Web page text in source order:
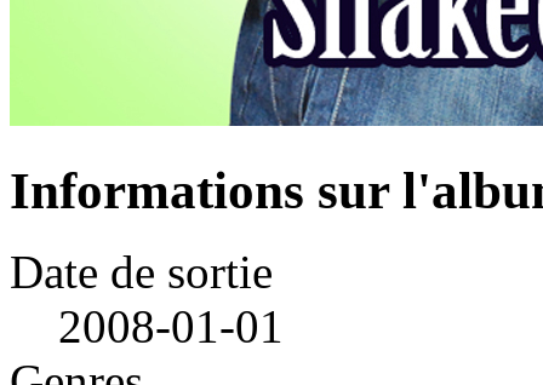
Informations sur
Date de sortie
2008-01-01